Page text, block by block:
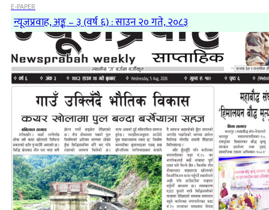
E-PAPER
न्यूजप्रवाह, अङ्क – ३ (वर्ष ६) : साउन २० गते, २०८३